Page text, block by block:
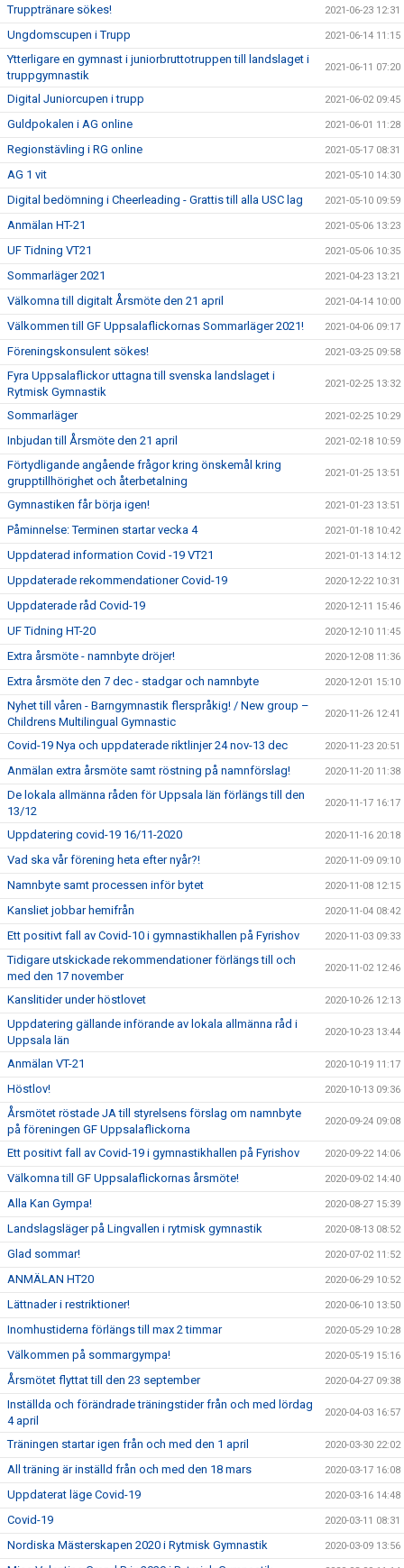
Trupptränare sökes! 2021-06-23 12:31
Ungdomscupen i Trupp 2021-06-14 11:15
Ytterligare en gymnast i juniorbruttotruppen till landslaget i
truppgymnastik
2021-06-11 07:20
Digital Juniorcupen i trupp 2021-06-02 09:45
Guldpokalen i AG online 2021-06-01 11:28
Regionstävling i RG online 2021-05-17 08:31
AG 1 vit 2021-05-10 14:30
Digital bedömning i Cheerleading - Grattis till alla USC lag 2021-05-10 09:59
Anmälan HT-21 2021-05-06 13:23
UF Tidning VT21 2021-05-06 10:35
Sommarläger 2021 2021-04-23 13:21
Välkomna till digitalt Årsmöte den 21 april 2021-04-14 10:00
Välkommen till GF Uppsalaflickornas Sommarläger 2021! 2021-04-06 09:17
Föreningskonsulent sökes! 2021-03-25 09:58
Fyra Uppsalaflickor uttagna till svenska landslaget i
Rytmisk Gymnastik
2021-02-25 13:32
Sommarläger 2021-02-25 10:29
Inbjudan till Årsmöte den 21 april 2021-02-18 10:59
Förtydligande angående frågor kring önskemål kring
grupptillhörighet och återbetalning
2021-01-25 13:51
Gymnastiken får börja igen! 2021-01-23 13:51
Påminnelse: Terminen startar vecka 4 2021-01-18 10:42
Uppdaterad information Covid -19 VT21 2021-01-13 14:12
Uppdaterade rekommendationer Covid-19 2020-12-22 10:31
Uppdaterade råd Covid-19 2020-12-11 15:46
UF Tidning HT-20 2020-12-10 11:45
Extra årsmöte - namnbyte dröjer! 2020-12-08 11:36
Extra årsmöte den 7 dec - stadgar och namnbyte 2020-12-01 15:10
Nyhet till våren - Barngymnastik flerspråkig! / New group –
Childrens Multilingual Gymnastic
2020-11-26 12:41
Covid-19 Nya och uppdaterade riktlinjer 24 nov-13 dec 2020-11-23 20:51
Anmälan extra årsmöte samt röstning på namnförslag! 2020-11-20 11:38
De lokala allmänna råden för Uppsala län förlängs till den
13/12
2020-11-17 16:17
Uppdatering covid-19 16/11-2020 2020-11-16 20:18
Vad ska vår förening heta efter nyår?! 2020-11-09 09:10
Namnbyte samt processen inför bytet 2020-11-08 12:15
Kansliet jobbar hemifrån 2020-11-04 08:42
Ett positivt fall av Covid-10 i gymnastikhallen på Fyrishov 2020-11-03 09:33
Tidigare utskickade rekommendationer förlängs till och
med den 17 november
2020-11-02 12:46
Kanslitider under höstlovet 2020-10-26 12:13
Uppdatering gällande införande av lokala allmänna råd i
Uppsala län
2020-10-23 13:44
Anmälan VT-21 2020-10-19 11:17
Höstlov! 2020-10-13 09:36
Årsmötet röstade JA till styrelsens förslag om namnbyte
på föreningen GF Uppsalaflickorna
2020-09-24 09:08
Ett positivt fall av Covid-19 i gymnastikhallen på Fyrishov 2020-09-22 14:06
Välkomna till GF Uppsalaflickornas årsmöte! 2020-09-02 14:40
Alla Kan Gympa! 2020-08-27 15:39
Landslagsläger på Lingvallen i rytmisk gymnastik 2020-08-13 08:52
Glad sommar! 2020-07-02 11:52
ANMÄLAN HT20 2020-06-29 10:52
Lättnader i restriktioner! 2020-06-10 13:50
Inomhustiderna förlängs till max 2 timmar 2020-05-29 10:28
Välkommen på sommargympa! 2020-05-19 15:16
Årsmötet flyttat till den 23 september 2020-04-27 09:38
Inställda och förändrade träningstider från och med lördag
4 april
2020-04-03 16:57
Träningen startar igen från och med den 1 april 2020-03-30 22:02
All träning är inställd från och med den 18 mars 2020-03-17 16:08
Uppdaterat läge Covid-19 2020-03-16 14:48
Covid-19 2020-03-11 08:31
Nordiska Mästerskapen 2020 i Rytmisk Gymnastik 2020-03-09 13:56